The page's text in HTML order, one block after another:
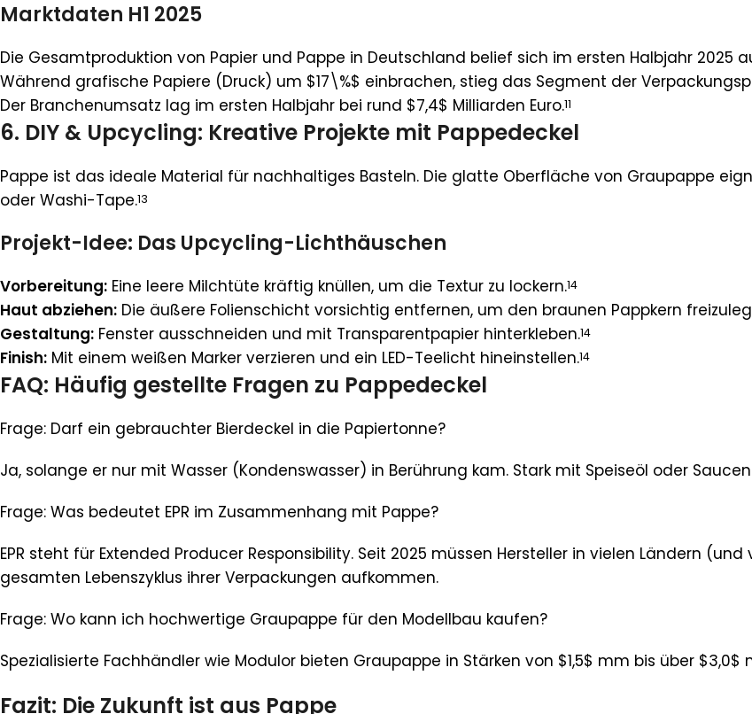
Marktdaten H1 2025
Die Gesamtproduktion von Papier und Pappe in Deutschland belief sich im ersten Halbjahr 2025
Während grafische Papiere (Druck) um $17\%$ einbrachen, stieg das Segment der
Der Branchenumsatz lag im ersten Halbjahr bei rund $7,4$ Milliarden Euro.11
6. DIY & Upcycling: Kreative Projekte mit Pappedeckel
Pappe ist das ideale Material für nachhaltiges Basteln. Die glatte Oberfläche von Graupappe
oder Washi-Tape.13
Projekt-Idee: Das Upcycling-Lichthäuschen
Vorbereitung: Eine leere Milchtüte kräftig knüllen, um die Textur zu lockern.14
Haut abziehen: Die äußere Folienschicht vorsichtig entfernen, um den braunen Pappkern
Gestaltung: Fenster ausschneiden und mit Transparentpapier hinterkleben.14
Finish: Mit einem weißen Marker verzieren und ein LED-Teelicht hineinstellen.14
FAQ: Häufig gestellte Fragen zu Pappedeckel
Frage: Darf ein gebrauchter Bierdeckel in die Papiertonne?
Ja, solange er nur mit Wasser (Kondenswasser) in Berührung kam. Stark mit Speiseöl oder
Frage: Was bedeutet EPR im Zusammenhang mit Pappe?
EPR steht für Extended Producer Responsibility. Seit 2025 müssen Hersteller in vielen Ländern
gesamten Lebenszyklus ihrer Verpackungen aufkommen.
Frage: Wo kann ich hochwertige Graupappe für den Modellbau kaufen?
Spezialisierte Fachhändler wie Modulor bieten Graupappe in Stärken von $1,5$ mm bis über $3,0$
Fazit: Die Zukunft ist aus Pappe